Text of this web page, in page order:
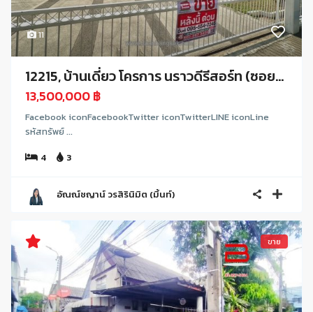
11
12215, บ้านเดี่ยว โครการ นราวดีรีสอร์ท (ซอย...
13,500,000 ฿
Facebook iconFacebookTwitter iconTwitterLINE iconLine
รหัสทรัพย์ ...
4
3
อัณณ์ชญาน์ วรสิรินิมิต (มิ้นท์)
ขาย